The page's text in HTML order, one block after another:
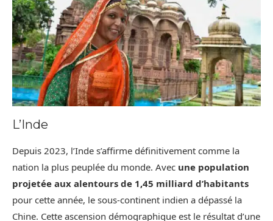
L’Inde
Depuis 2023, l’Inde s’affirme définitivement comme la
nation la plus peuplée du monde. Avec une population
projetée aux alentours de 1,45 milliard d’habitants
pour cette année, le sous-continent indien a dépassé la
Chine. Cette ascension démographique est le résultat d’une